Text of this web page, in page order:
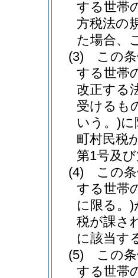
する世帯
方税法の
た場合、
(3)
この
する世帯
改正する
受けるも
いう。)に
町村民税
第1号及
(4)
この
する世帯
に限る。)
税が課さ
に該当す
(5)
この
する世帯